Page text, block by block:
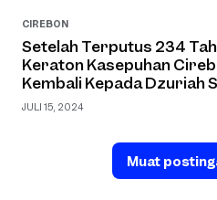
CIREBON
Setelah Terputus 234
Keraton Kasepuhan
Kembali Kepada Dzuriah
Gunung Jati Yang Asli
JULI 15, 2024
Muat